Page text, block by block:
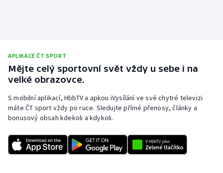
Short track
Sportovní střelba
Stolní tenis
Triatlon
APLIKACE ČT SPORT
Mějte celý sportovní svět vždy u sebe i na
velké obrazovce.
S mobilní aplikací, HbbTV a apkou iVysílání ve své chytré televizi
máte ČT sport vždy po ruce. Sledujte přímé přenosy, články a
bonusový obsah kdekoli a kdykoli.